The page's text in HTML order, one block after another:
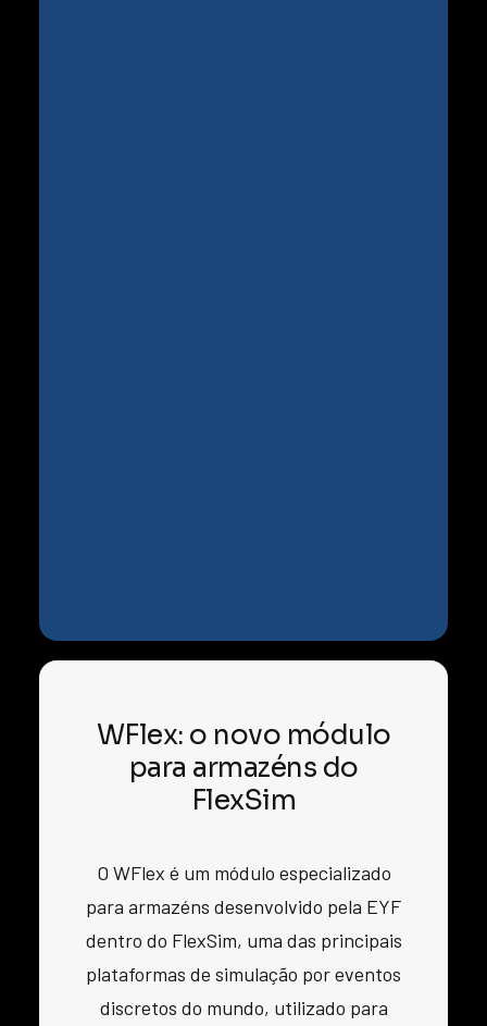
WFlex: o novo módulo
para armazéns do
FlexSim
O WFlex é um módulo especializado
para armazéns desenvolvido pela EYF
dentro do FlexSim, uma das principais
plataformas de simulação por eventos
discretos do mundo, utilizado para